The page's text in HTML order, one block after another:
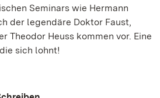
Seminars wie Hermann
der legendäre Doktor Faust,
Theodor Heuss kommen vor. Eine
sich lohnt!